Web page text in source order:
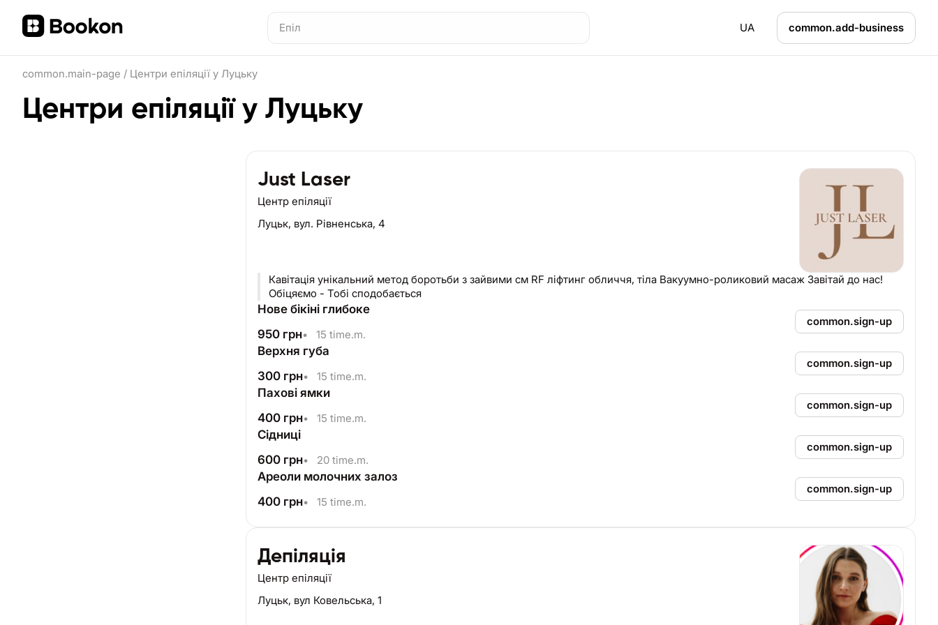
UA common.add-business
common.main-page / Центри епіляції у Луцьку
Центри епіляції у Луцьку
Just Laser
Центр епіляції
Луцьк, вул. Рівненська, 4
Кавітація унікальний метод боротьби з зайвими см RF ліфтинг обличчя, тіла Вакуумно-роликовий масаж Завітай до нас!
Обіцяємо - Тобі сподобається
Нове бікіні глибоке
950 грн• 15 time.m.
common.sign-up
Верхня губа
300 грн• 15 time.m.
common.sign-up
Пахові ямки
400 грн• 15 time.m.
common.sign-up
Сідниці
600 грн• 20 time.m.
common.sign-up
Ареоли молочних залоз
400 грн• 15 time.m.
common.sign-up
Депіляція
Центр епіляції
Луцьк, вул Ковельська, 1